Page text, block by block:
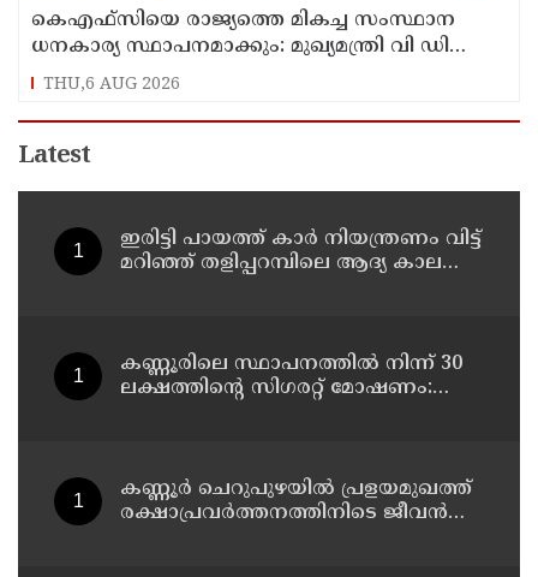
കെഎഫ്‌സിയെ രാജ്യത്തെ മികച്ച സംസ്ഥാന
ധനകാര്യ സ്ഥാപനമാക്കും: മുഖ്യമന്ത്രി വി ഡി
സതീശൻ
THU,6 AUG 2026
Latest
ഇരിട്ടി പായത്ത് കാർ നിയന്ത്രണം വിട്ട്
മറിഞ്ഞ് തളിപ്പറമ്പിലെ ആദ്യ കാല
കണ്ണൂരിലെ സ്ഥാപനത്തിൽ നിന്ന് 30
ലക്ഷത്തിന്റെ സിഗരറ്റ് മോഷണം:
കണ്ണൂർ ചെറുപുഴയിൽ പ്രളയമുഖത്ത്
രക്ഷാപ്രവർത്തനത്തിനിടെ ജീവൻ